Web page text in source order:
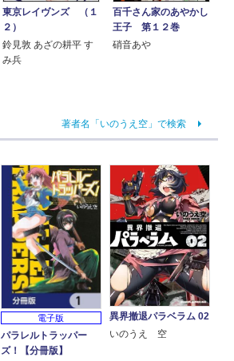
東京レイヴンズ （１
２）
鈴見敦 あざの耕平 す
み兵
百千さん家のあやかし
王子 第１２巻
硝音あや
著者名「いのうえ空」で検索
電子版
パラレルトラッパー
ズ！【分冊版】
異界撤退パラベラム 02
いのうえ 空